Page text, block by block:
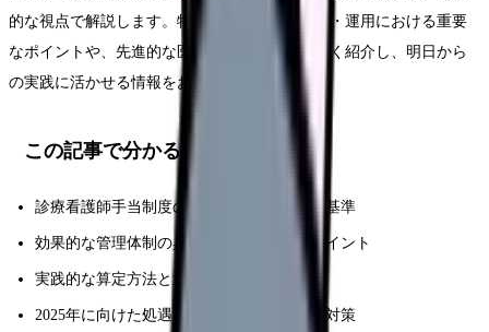
的な視点で解説します。特に、手当制度の設計・運用における重要
なポイントや、先進的な医療機関の事例を詳しく紹介し、明日から
の実践に活かせる情報をお届けします。
この記事で分かること
診療看護師手当制度の最新の仕組みと支給基準
効果的な管理体制の具体的な構築方法とポイント
実践的な算定方法と運用における重要事項
2025年に向けた処遇改善の具体的な展望と対策